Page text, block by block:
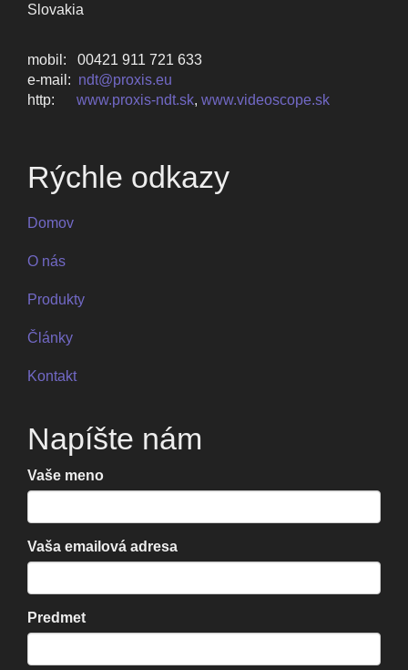
Slovakia
mobil: 00421 911 721 633
e-mail: ndt@proxis.eu
http: www.proxis-ndt.sk, www.videoscope.sk
Rýchle odkazy
Domov
O nás
Produkty
Články
Kontakt
Napíšte nám
Vaše meno
Vaša emailová adresa
Predmet